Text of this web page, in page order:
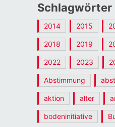
Schlagwörter
2014 2015
2018 2019
2022 2023
Abstimmung
aktion alter
bodeninitiative